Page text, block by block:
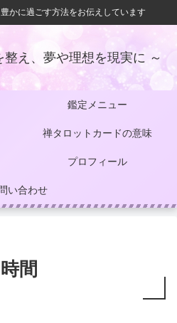
かに過ごす方法をお伝えしています
え、夢や理想を現実に ～
鑑定メニュー
禅タロットカードの意味
プロフィール
い合わせ
間